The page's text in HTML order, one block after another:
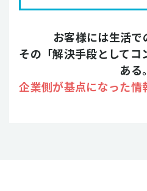
お客様には生活で
その「解決手段として
ある。
企業側が基点になった情